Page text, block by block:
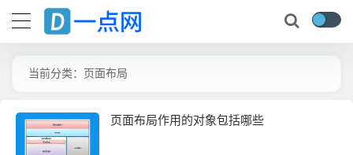
当前分类：页面布局
页面布局作用的对象包括哪些